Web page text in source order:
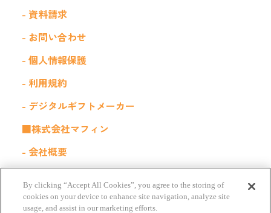
- 資料請求
- お問い合わせ
- 個人情報保護
- 利用規約
- デジタルギフトメーカー
■株式会社マフィン
- 会社概要
■関連サービス
By clicking “Accept All Cookies”, you agree to the storing of
cookies on your device to enhance site navigation, analyze site
usage, and assist in our marketing efforts.